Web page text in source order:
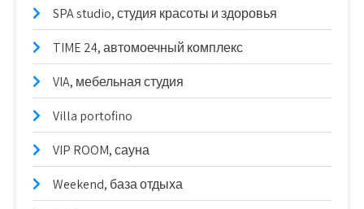
SPA studio, студия красоты и здоровья
TIME 24, автомоечный комплекс
VIA, мебельная студия
Villa portofino
VIP ROOM, сауна
Weekend, база отдыха